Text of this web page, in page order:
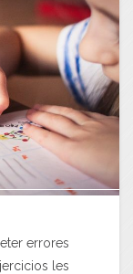
errores
les